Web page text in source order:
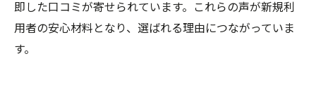
即した口コミが寄せられています。これらの声が新規利
用者の安心材料となり、選ばれる理由につながっていま
す。